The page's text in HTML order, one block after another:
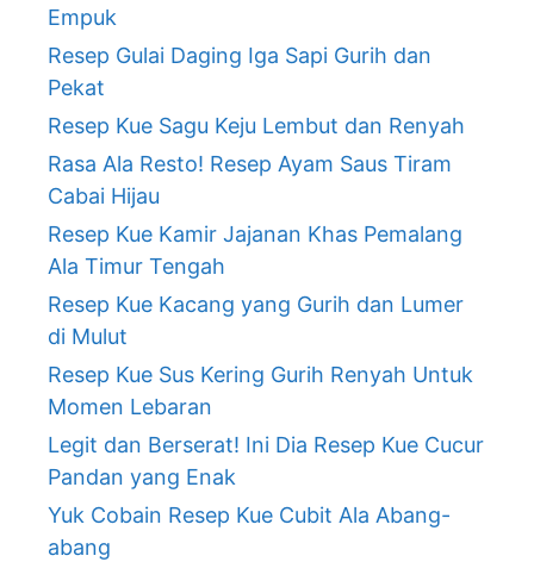
Empuk
Resep Gulai Daging Iga Sapi Gurih dan
Pekat
Resep Kue Sagu Keju Lembut dan Renyah
Rasa Ala Resto! Resep Ayam Saus Tiram
Cabai Hijau
Resep Kue Kamir Jajanan Khas Pemalang
Ala Timur Tengah
Resep Kue Kacang yang Gurih dan Lumer
di Mulut
Resep Kue Sus Kering Gurih Renyah Untuk
Momen Lebaran
Legit dan Berserat! Ini Dia Resep Kue Cucur
Pandan yang Enak
Yuk Cobain Resep Kue Cubit Ala Abang-
abang